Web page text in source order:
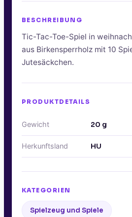
BESCHREIBUNG
Tic-Tac-Toe-Spiel in
aus Birkensperrholz mit 10
Jutesäckchen.
PRODUKTDETAILS
Gewicht 20 g
Herkunftsland HU
KATEGORIEN
Spielzeug und Spiele